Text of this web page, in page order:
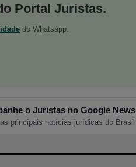
Portal Juristas.
do Whatsapp.
o Juristas no Google News
principais notícias jurídicas do Brasil